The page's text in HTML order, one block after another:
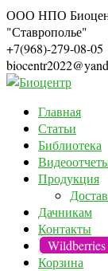
ООО НПО
"Ставрополье"
+7(968)-279-08-05
Главная
Статьи
Библиотека
Продукция
Дачникам
Контакты
Wildberries
Корзина